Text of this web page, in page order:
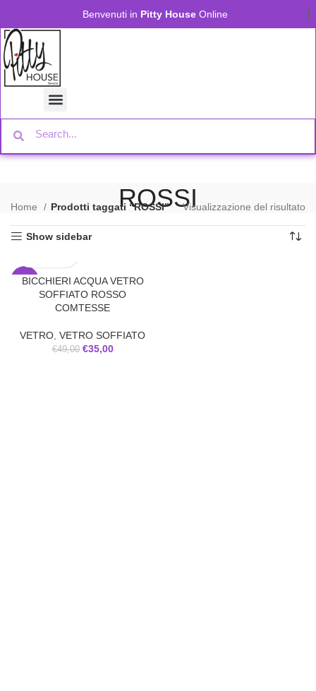
Benvenuti in Pitty House Online
ROSSI
Home Prodotti taggati “ROSSI” Visualizzazione del risultato
Show sidebar
-29%
BICCHIERI ACQUA VETRO
SOFFIATO ROSSO
COMTESSE
VETRO VETRO SOFFIATO
€49,00 €35,00